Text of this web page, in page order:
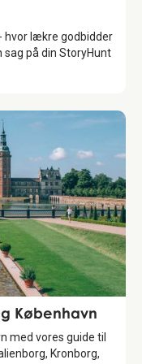
hvor lækre godbidder
sag på din StoryHunt
København
med vores guide til
Kronborg,